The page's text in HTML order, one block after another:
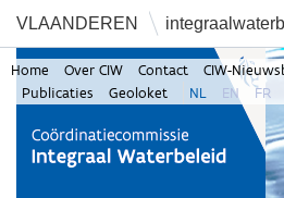
VLAANDEREN
Home Over CIW Contact CIW-
Publicaties
Geoloket NL EN FR